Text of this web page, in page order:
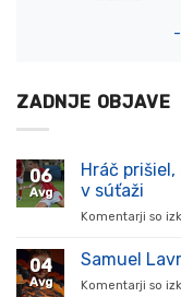
ZADNJE OBJAVE
06
Avg
Hráč
v súťaži
Komentarji so
04
Avg
Samuel
Komentarji so